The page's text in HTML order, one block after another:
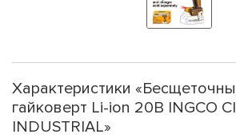
Характеристики
гайковерт Li-ion 20B INGCO
INDUSTRIAL»